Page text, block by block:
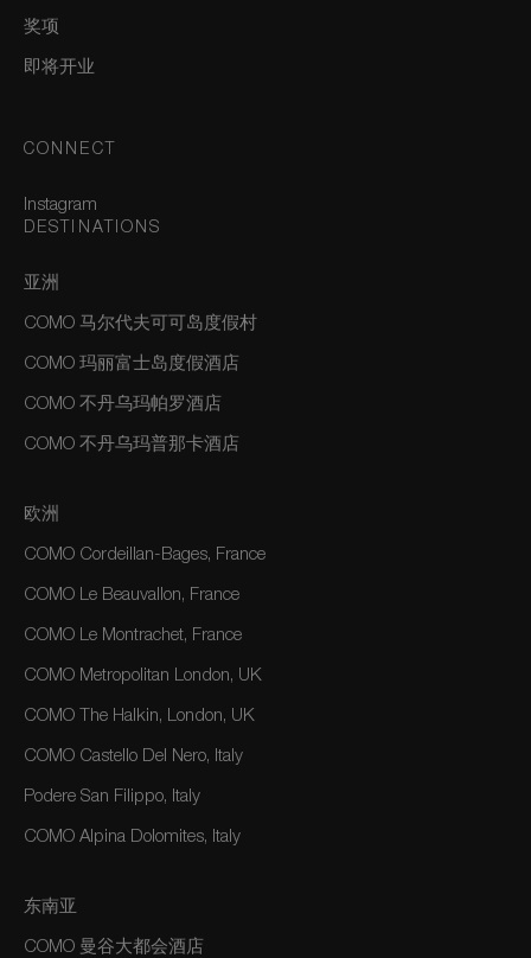
奖项
即将开业
CONNECT
Instagram
DESTINATIONS
亚洲
COMO 马尔代夫可可岛度假村
COMO 玛丽富士岛度假酒店
COMO 不丹乌玛帕罗酒店
COMO 不丹乌玛普那卡酒店
欧洲
COMO Cordeillan-Bages, France
COMO Le Beauvallon, France
COMO Le Montrachet, France
COMO Metropolitan London, UK
COMO The Halkin, London, UK
COMO Castello Del Nero, Italy
Podere San Filippo, Italy
COMO Alpina Dolomites, Italy
东南亚
COMO 曼谷大都会酒店